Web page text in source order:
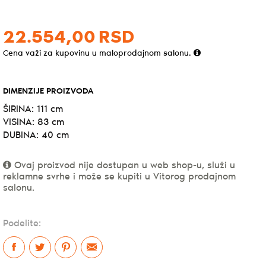
22.554,00 RSD
Cena važi za kupovinu u maloprodajnom salonu.
DIMENZIJE PROIZVODA
ŠIRINA: 111 cm
VISINA: 83 cm
DUBINA: 40 cm
Ovaj proizvod nije dostupan u web shop-u, služi u
reklamne svrhe i može se kupiti u Vitorog prodajnom
salonu.
Podelite: